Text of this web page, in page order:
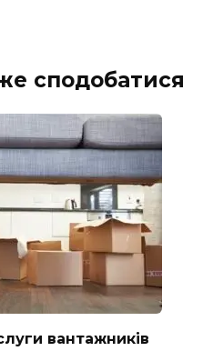
сподобатися
вантажників